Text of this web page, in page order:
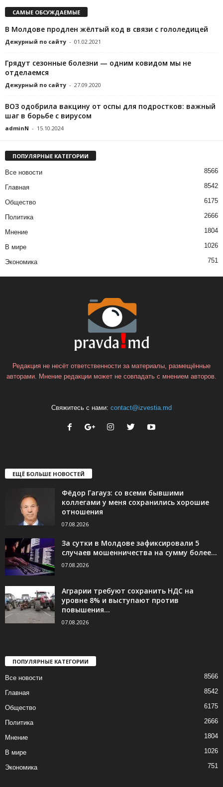
САМЫЕ ОБСУЖДАЕМЫЕ
В Молдове продлен жёлтый код в связи с гололедицей
Дежурный по сайту - 01.02.2021
Грядут сезонные болезни — одним ковидом мы не
отделаемся
Дежурный по сайту - 27.09.2020
ВОЗ одобрила вакцину от оспы для подростков: важный
шаг в борьбе с вирусом
adminN - 15.10.2024
ПОПУЛЯРНЫЕ КАТЕГОРИИ
Все новости 8566
Главная 8542
Общество 6175
Политика 2666
Мнение 1804
В мире 1026
Экономика 751
Редакция не несёт ответственности за материалы, размещённые
авторами. Мнение редакции может не совпадать с мнением авторов.
Свяжитесь с нами: contact@izvestia.md
ЕЩЁ БОЛЬШЕ НОВОСТЕЙ
Фёдор Гагауз: со всеми бывшими
коллегами у меня сохранились хорошие
отношения
07.08.2026
За сутки в Молдове зафиксировали 5
случаев мошенничества на сумму более...
07.08.2026
Аграрии требуют сохранить НДС на
уровне 8% и выступают против
повышения...
07.08.2026
ПОПУЛЯРНЫЕ КАТЕГОРИИ
Все новости 8566
Главная 8542
Общество 6175
Политика 2666
Мнение 1804
В мире 1026
Экономика 751